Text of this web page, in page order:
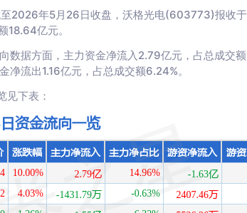
2026年5月26日收盘，沃格光电(603773)报收
18.64亿元。
数据方面，主力资金净流入2.79亿元，占总成交
净流出1.16亿元，占总成交额6.24%。
见下表：